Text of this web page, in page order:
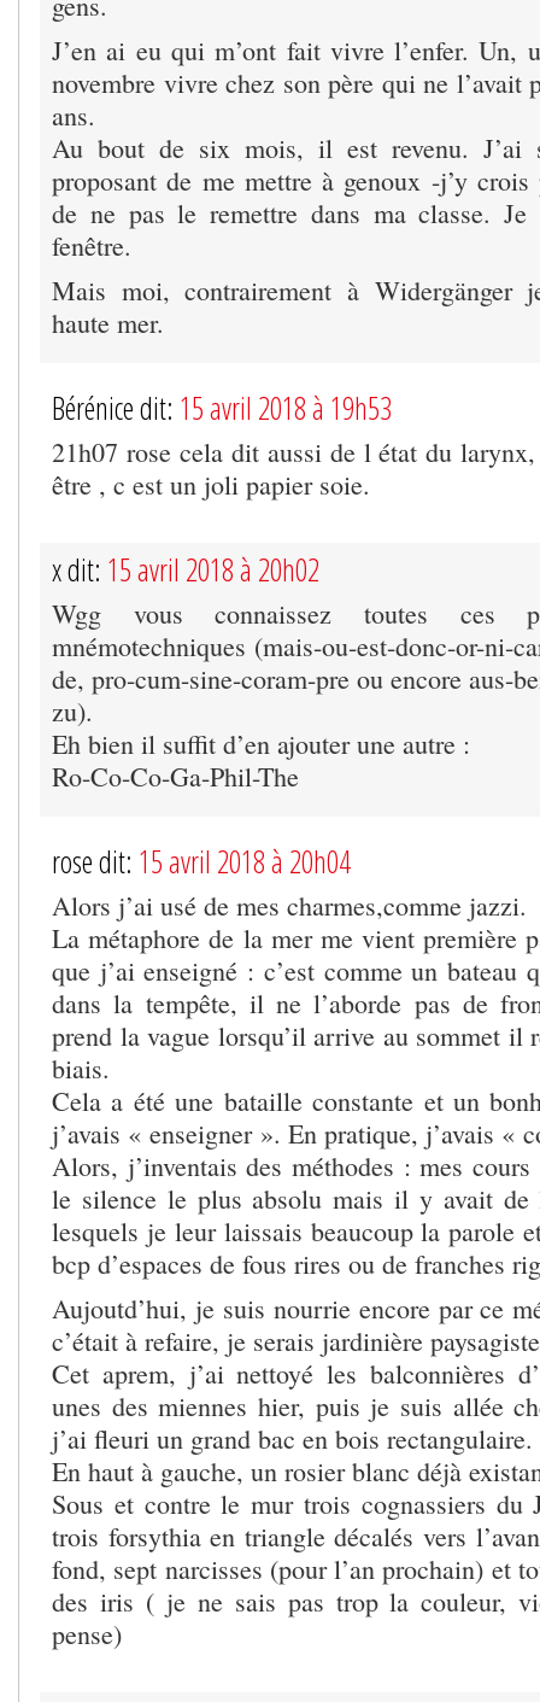
J’en ai eu qui m’ont fait vivre l’enfer. Un,
novembre vivre chez son père qui ne l’avait
ans.
Au bout de six mois, il est revenu. J’ai
proposant de me mettre à genoux -j’y
de ne pas le remettre dans ma classe.
fenêtre.
Mais moi, contrairement à Widergänger
haute mer.
Bérénice dit: 15 avril 2018 à 19h53
21h07 rose cela dit aussi de l état du larynx,
être , c est un joli papier soie.
x dit: 15 avril 2018 à 20h02
Wgg vous connaissez toutes ces
mnémotechniques (mais-ou-est-donc-or-ni-
de, pro-cum-sine-coram-pre ou encore aus-
zu).
Eh bien il suffit d’en ajouter une autre :
Ro-Co-Co-Ga-Phil-The
rose dit: 15 avril 2018 à 20h04
Alors j’ai usé de mes charmes,comme jazzi.
La métaphore de la mer me vient première
que j’ai enseigné : c’est comme un bateau
dans la tempête, il ne l’aborde pas de
prend la vague lorsqu’il arrive au sommet il
biais.
Cela a été une bataille constante et un
j’avais « enseigner ». En pratique, j’avais «
Alors, j’inventais des méthodes : mes
le silence le plus absolu mais il y avait de
lesquels je leur laissais beaucoup la parole
bcp d’espaces de fous rires ou de franches
Aujoutd’hui, je suis nourrie encore par ce
c’était à refaire, je serais jardinière
Cet aprem, j’ai nettoyé les balconnières
unes des miennes hier, puis je suis allée
j’ai fleuri un grand bac en bois rectangulaire.
En haut à gauche, un rosier blanc déjà
Sous et contre le mur trois cognassiers du
trois forsythia en triangle décalés vers
fond, sept narcisses (pour l’an prochain) et
des iris ( je ne sais pas trop la couleur,
pense)